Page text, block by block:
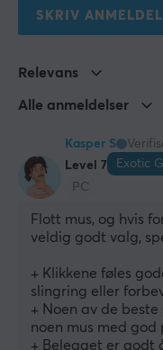
49 g
PixArt PAW 3950
Sensor
Optisk
Type bryter
Huano Blue Shell
30000 dpi
Maks. akselerasjon
50 G
SKRIV
Relevans
Alle anmeldelser
Kasper S
Level 7
Exotic
PC
Flott mus, og hvis
veldig godt valg,
+ Klikkene føles
slingring eller
+ Noen av de
noen mus med god
+ Belegget er godt